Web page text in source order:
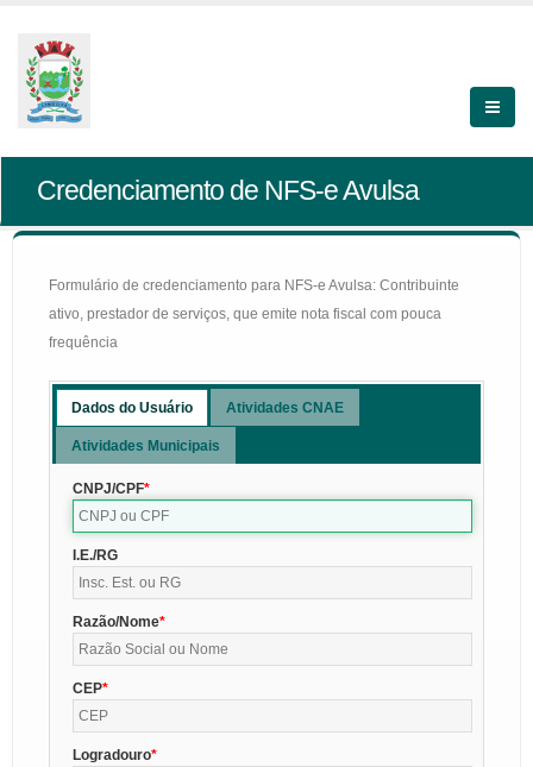
Credenciamento de NFS-e Avulsa
Formulário de credenciamento para NFS-e Avulsa: Contribuinte
ativo, prestador de serviços, que emite nota fiscal com pouca
frequência
Dados do Usuário Atividades CNAE
Atividades Municipais
CNPJ/CPF
I.E./RG
Razão/Nome
CEP
Logradouro